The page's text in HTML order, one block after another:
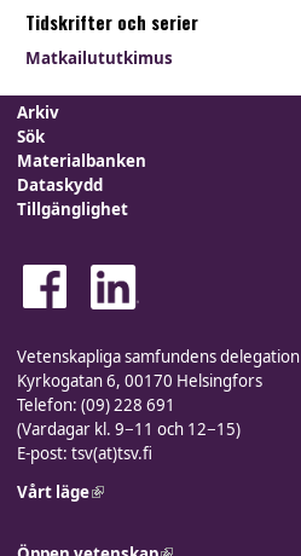
Tidskrifter och serier
Matkailututkimus
Arkiv
Sök
Materialbanken
Dataskydd
Tillgänglighet
Vetenskapliga samfundens delegation
Kyrkogatan 6, 00170 Helsingfors
Telefon: (09) 228 691
(Vardagar kl. 9−11 och 12−15)
E-post: tsv(at)tsv.fi
Vårt läge(link is external)